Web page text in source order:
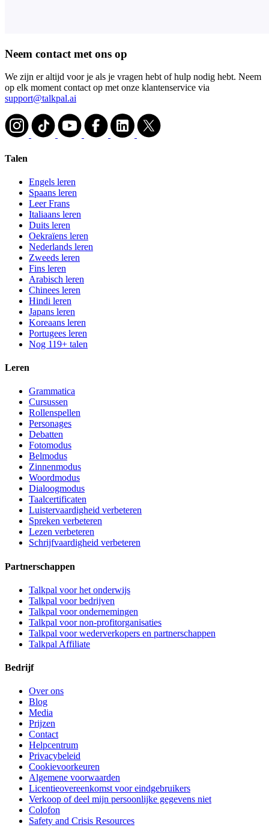
Neem contact met ons op
We zijn er altijd voor je als je vragen hebt of hulp nodig hebt. Neem
op elk moment contact op met onze klantenservice via
support@talkpal.ai
Talen
Engels leren
Spaans leren
Leer Frans
Italiaans leren
Duits leren
Oekraïens leren
Nederlands leren
Zweeds leren
Fins leren
Arabisch leren
Chinees leren
Hindi leren
Japans leren
Koreaans leren
Portugees leren
Nog 119+ talen
Leren
Grammatica
Cursussen
Rollenspellen
Personages
Debatten
Fotomodus
Belmodus
Zinnenmodus
Woordmodus
Dialoogmodus
Taalcertificaten
Luistervaardigheid verbeteren
Spreken verbeteren
Lezen verbeteren
Schrijfvaardigheid verbeteren
Partnerschappen
Talkpal voor het onderwijs
Talkpal voor bedrijven
Talkpal voor ondernemingen
Talkpal voor non-profitorganisaties
Talkpal voor wederverkopers en partnerschappen
Talkpal Affiliate
Bedrijf
Over ons
Blog
Media
Prijzen
Contact
Helpcentrum
Privacybeleid
Cookievoorkeuren
Algemene voorwaarden
Licentieovereenkomst voor eindgebruikers
Verkoop of deel mijn persoonlijke gegevens niet
Colofon
Safety and Crisis Resources